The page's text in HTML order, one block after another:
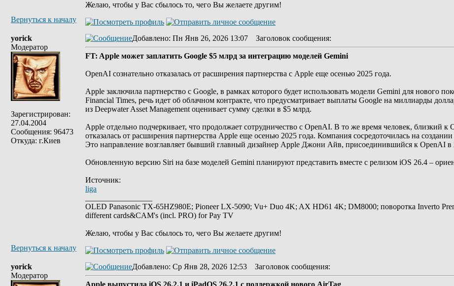
Желаю, чтобы у Вас сбылось то, чего Вы желаете другим!
Вернуться к началу
yorick
Модератор
Зарегистрирован:
27.04.2004
Сообщения: 96473
Откуда: г.Киев
Добавлено: Пн Янв 26, 2026 13:07 Заголовок сообщения:
FT: Apple может заплатить Google $5 млрд за интеграцию моделей Gemini
OpenAI сознательно отказалась от расширения партнерства с Apple еще осенью 2025 года.
Apple заключила партнерство с Google, в рамках которого будет использовать модели Gemini для нового
Financial Times, речь идет об облачном контракте, что предусматривает выплаты Google на миллиарды
из Deepwater Asset Management оценивает сумму сделки в $5 млрд.
Apple отдельно подчеркивает, что продолжает сотрудничество с OpenAI. В то же время человек, близкий
отказалась от расширения партнерства Apple еще осенью 2025 года. Компания сосредоточилась на
Это направление возглавляет бывший главный дизайнер Apple Джони Айв, присоединившийся к OpenAI в
Обновленную версию Siri на базе моделей Gemini планируют представить вместе с релизом iOS 26.4 –
Источник:
liga
OLED Panasonic TX-65HZ980E; Pioneer LX-5090; Vu+ Duo 4K; AX HD61 4K; DM8000; поворотка Inverto
different cards&CAM's (incl. PRO) for Pay TV
Желаю, чтобы у Вас сбылось то, чего Вы желаете другим!
Вернуться к началу
yorick
Модератор
Добавлено: Ср Янв 28, 2026 12:53 Заголовок сообщения:
Apple выпустила iOS 26.2.1 и iPadOS 26.2.1 с поддержкой нового AirTag